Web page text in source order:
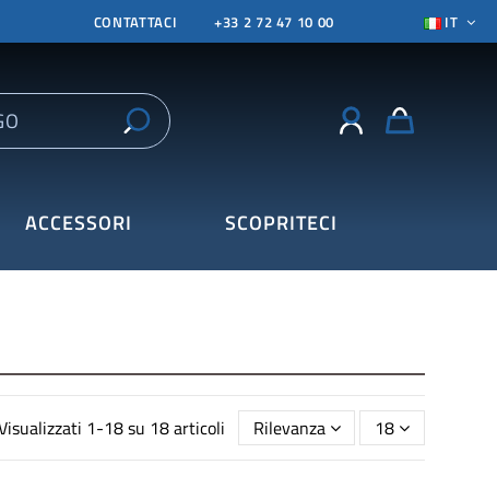
CONTATTACI +33 2 72 47 10 00 IT
ACCESSORI SCOPRITECI
1-18 su 18 articoli Rilevanza 18